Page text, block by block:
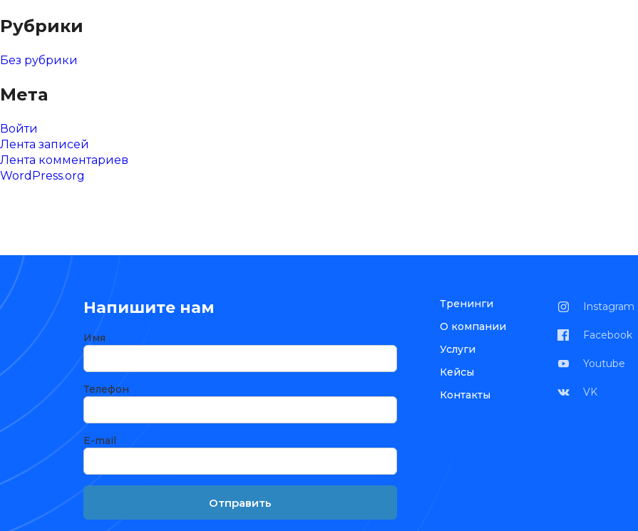
Рубрики
Без рубрики
Мета
Войти
Лента записей
Лента комментариев
WordPress.org
Напишите нам
Имя
Телефон
E-mail
Тренинги
О компании
Услуги
Кейсы
Контакты
Instagram
Facebook
Youtube
VK